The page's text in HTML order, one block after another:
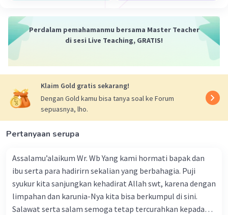
Perdalam pemahamanmu bersama Master Teacher
di sesi Live Teaching, GRATIS!
Klaim Gold gratis sekarang!
Dengan Gold kamu bisa tanya soal ke Forum
sepuasnya, lho.
Pertanyaan serupa
Assalamu’alaikum Wr. Wb Yang kami hormati bapak dan
ibu serta para hadirirn sekalian yang berbahagia. Puji
syukur kita sanjungkan kehadirat Allah swt, karena dengan
limpahan dan karunia-Nya kita bisa berkumpul di sini.
Salawat serta salam semoga tetap tercurahkan kepada